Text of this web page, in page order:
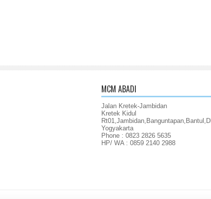
MCM ABADI
Jalan Kretek-Jambidan
Kretek Kidul
Rt01,Jambidan,Banguntapan,Bantul,DI
Yogyakarta
Phone : 0823 2826 5635
HP/ WA : 0859 2140 2988